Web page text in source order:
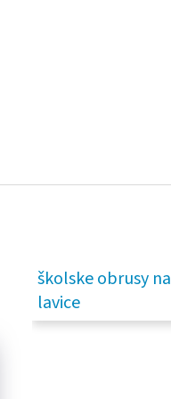
školske obrusy na
lavice